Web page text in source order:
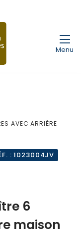
Menu
AVEC ARRIÈRE
: 1023004JV
6
maison